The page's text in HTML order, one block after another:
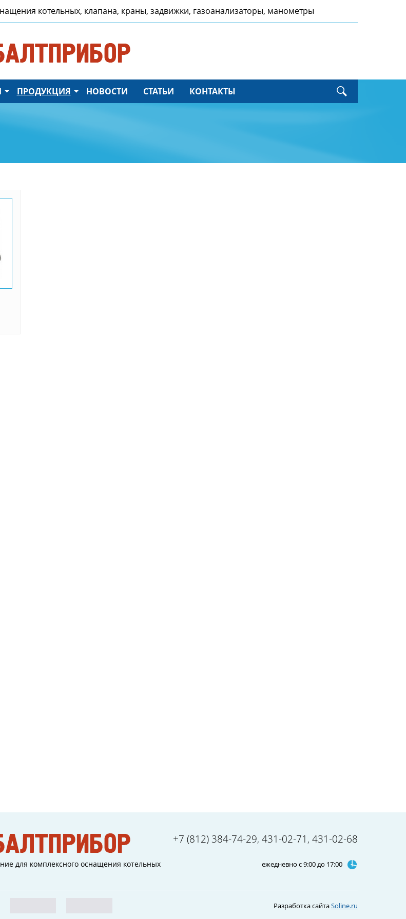
котельных, клапана, краны, задвижки, газоанализаторы, манометры
ПРОДУКЦИЯ НОВОСТИ СТАТЬИ КОНТАКТЫ
для комплексного оснащения котельных
+7 (812) 384-74-29, 431-02-71, 431-02-68
ежедневно с 9:00 до 17:00
Разработка сайтаSoline.ru